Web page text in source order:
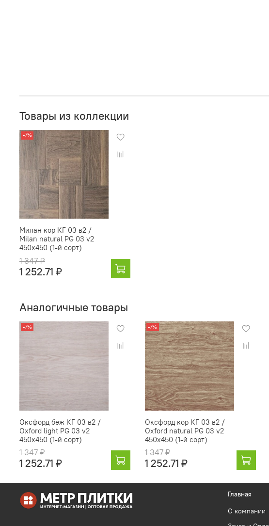
Товары из коллекции
-7%
Милан кор КГ 03 в2 /
Milan natural PG 03 v2
450х450 (1-й сорт)
1 347 ₽
1 252.71 ₽
Аналогичные товары
-7%
Оксфорд беж КГ 03 в2 /
Oxford light PG 03 v2
450х450 (1-й сорт)
1 347 ₽
1 252.71 ₽
-7%
Оксфорд кор КГ 03 в2 /
Oxford natural PG 03 v2
450х450 (1-й сорт)
1 347 ₽
1 252.71 ₽
Главная
О компании